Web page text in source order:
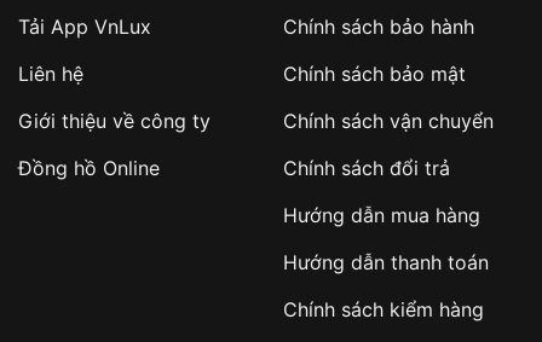
sản phẩm đặc biệt
hàng
Số tiền còn lại thanh toán khi nhận hàng hoặc
✔️ Đảm bảo xử lý đơn hàng nhanh chóng
✔️ Hạn chế tình trạng hủy đơn không mong
Tải App VnLux
Liên hệ
Giới thiệu về công ty
Đồng hồ Online
Chính sách bảo hành
Chính sách bảo mật
Chính sách vận chuyển
Chính sách đổi trả
Hướng dẫn mua hàng
Hướng dẫn thanh toán
Chính sách kiểm hàng